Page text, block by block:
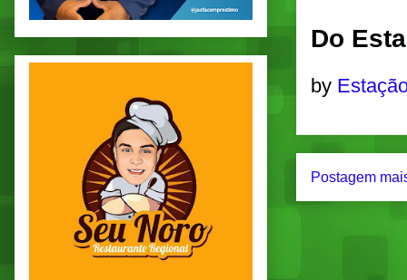
Do
by
Postagem